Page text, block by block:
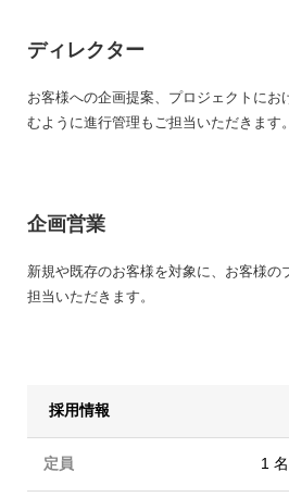
ディレクター
お客様への企画提案、プロジェクトに
むように進行管理もご担当いただきます。
企画営業
新規や既存のお客様を対象に、お客様
担当いただきます。
採用情報
定員 1 名